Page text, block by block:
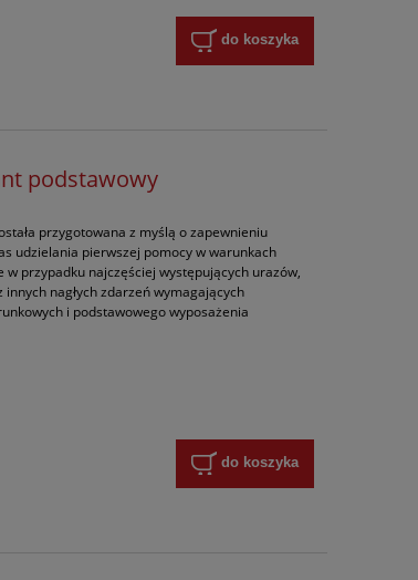
do koszyka
podstawowy
przygotowana z myślą o zapewnieniu
udzielania pierwszej pomocy w warunkach
przypadku najczęściej występujących urazów,
nagłych zdarzeń wymagających
i podstawowego wyposażenia
do koszyka